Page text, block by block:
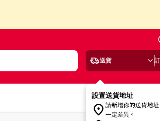
送貨
設置送貨地址
請新增你的送貨地
一定差異。